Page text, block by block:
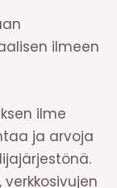
ilmeen
ilme
ja arvoja